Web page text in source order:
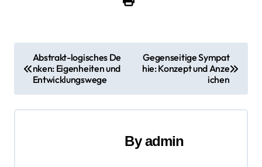
i
Abstrakt-logisches De
nken: Eigenheiten und
Entwicklungswege
Gegenseitige Sympat
hie: Konzept und Anze
ichen
Byadmin